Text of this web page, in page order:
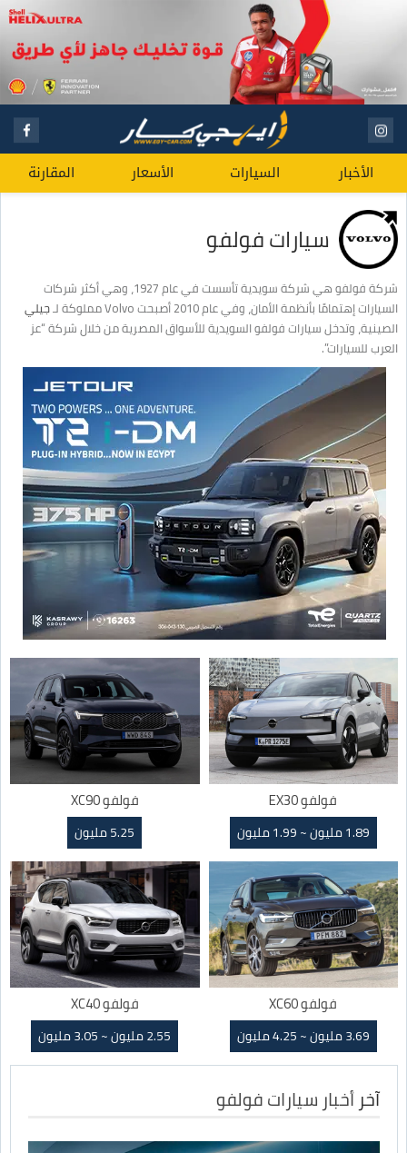
الأخبار السيارات الأسعار المقارنة
سيارات فولفو
شركة فولفو هي شركة سويدية تأسست في عام 1927، وهي أكثر شركات
السيارات إهتمامًا بأنظمة الأمان، وفي عام 2010 أصبحت Volvo مملوكة لـ
جيلي
الصينية، وتدخل سيارات فولفو السويدية للأسواق المصرية من خلال شركة “عز
العرب للسيارات”.
فولفو EX30
1.89 مليون ~ 1.99 مليون
فولفو XC90
5.25 مليون
فولفو XC60
3.69 مليون ~ 4.25 مليون
فولفو XC40
2.55 مليون ~ 3.05 مليون
آخرأخبار سيارات فولفو